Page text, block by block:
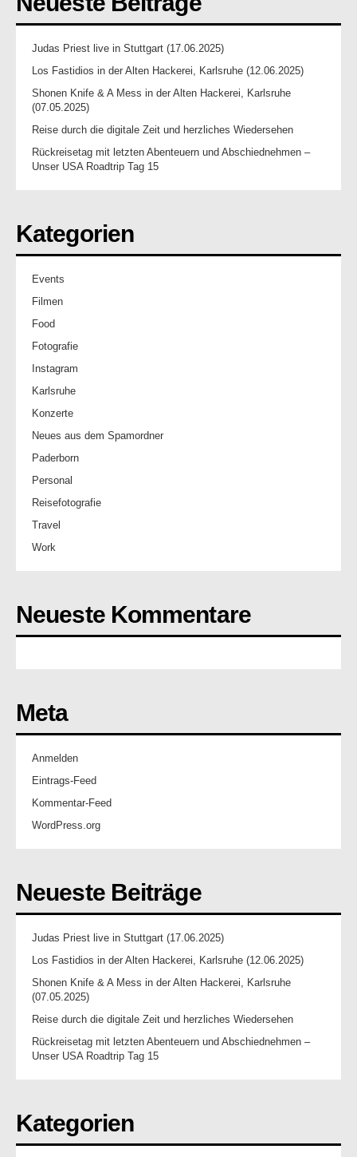
Judas Priest live in Stuttgart (17.06.2025)
Los Fastidios in der Alten Hackerei, Karlsruhe (12.06.2025)
Shonen Knife & A Mess in der Alten Hackerei, Karlsruhe
(07.05.2025)
Reise durch die digitale Zeit und herzliches Wiedersehen
Rückreisetag mit letzten Abenteuern und Abschiednehmen –
Unser USA Roadtrip Tag 15
Kategorien
Events
Filmen
Food
Fotografie
Instagram
Karlsruhe
Konzerte
Neues aus dem Spamordner
Paderborn
Personal
Reisefotografie
Travel
Work
Neueste Kommentare
Meta
Anmelden
Eintrags-Feed
Kommentar-Feed
WordPress.org
Neueste Beiträge
Judas Priest live in Stuttgart (17.06.2025)
Los Fastidios in der Alten Hackerei, Karlsruhe (12.06.2025)
Shonen Knife & A Mess in der Alten Hackerei, Karlsruhe
(07.05.2025)
Reise durch die digitale Zeit und herzliches Wiedersehen
Rückreisetag mit letzten Abenteuern und Abschiednehmen –
Unser USA Roadtrip Tag 15
Kategorien